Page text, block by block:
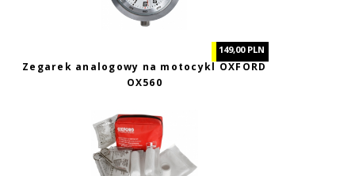
149,00 PLN
Zegarek analogowy na motocykl OXFORD
OX560